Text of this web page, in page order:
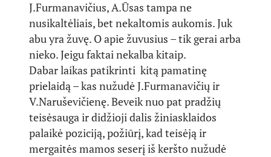
J.Furmanavičius, A.Ūsas tampa ne
nusikaltėliais, bet nekaltomis aukomis. Juk
abu yra žuvę. O apie žuvusius – tik gerai arba
nieko. Jeigu faktai nekalba kitaip.
Dabar laikas patikrinti kitą pamatinę
prielaidą – kas nužudė J.Furmanavičių ir
V.Naruševičienę. Beveik nuo pat pradžių
teisėsauga ir didžioji dalis žiniasklaidos
palaikė poziciją, požiūrį, kad teisėją ir
mergaitės mamos seserį iš keršto nužudė